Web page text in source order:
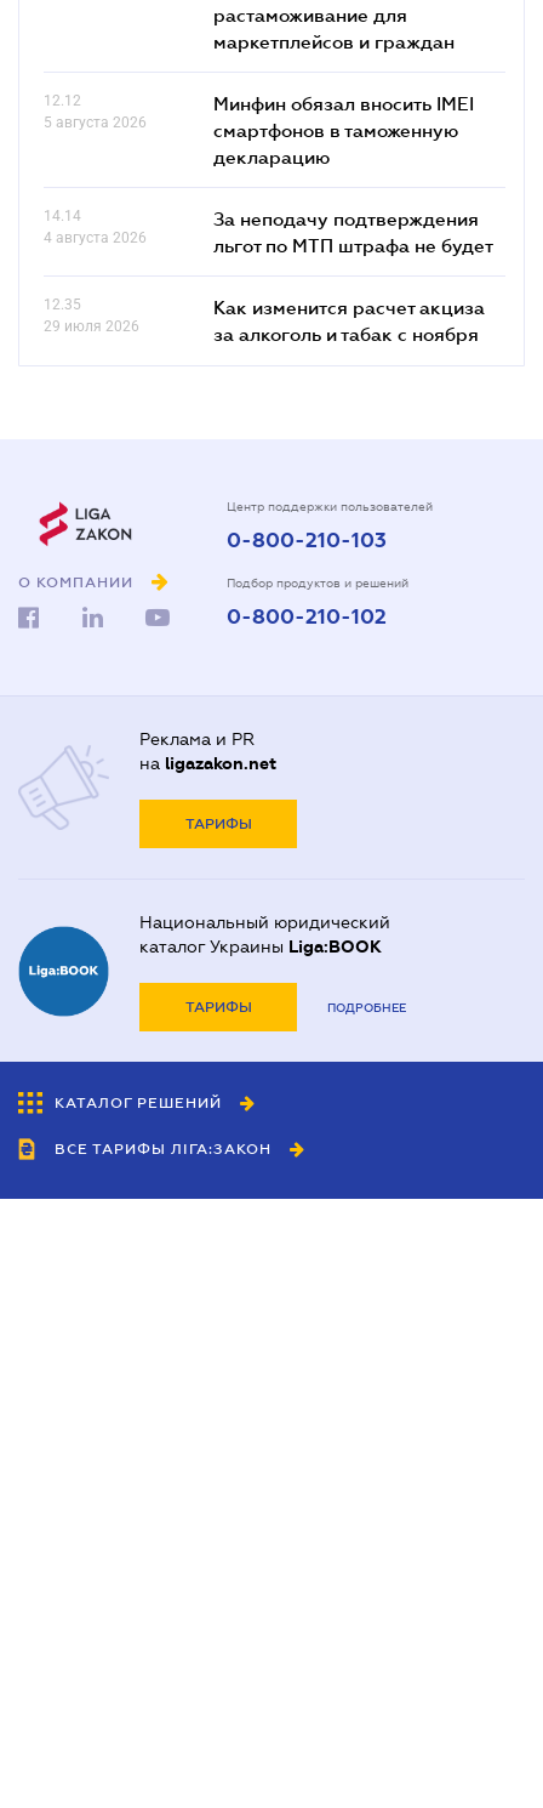
растаможивание для
маркетплейсов и граждан
12.12
5 августа 2026
Минфин обязал вносить IMEI
смартфонов в таможенную
декларацию
14.14
4 августа 2026
За неподачу подтверждения
льгот по МТП штрафа не будет
12.35
29 июля 2026
Как изменится расчет акциза
за алкоголь и табак с ноября
О КОМПАНИИ
Центр поддержки пользователей
0-800-210-103
Подбор продуктов и решений
0-800-210-102
Реклама и PR
на ligazakon.net
ТАРИФЫ
Национальный юридический
каталог Украины Liga:BOOK
ТАРИФЫ ПОДРОБНЕЕ
КАТАЛОГ РЕШЕНИЙ
ВСЕ ТАРИФЫ ЛІГА:ЗАКОН